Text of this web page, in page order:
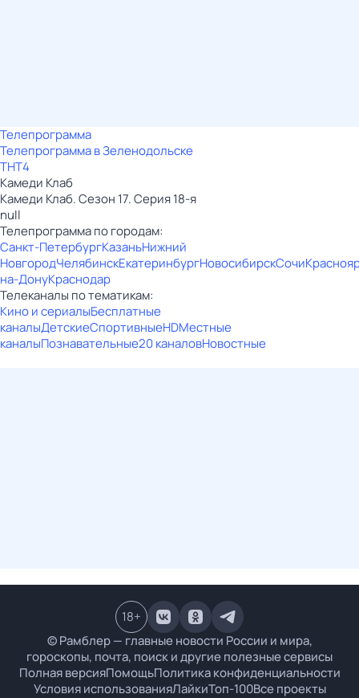
Телепрограмма
Телепрограмма в Зеленодольске
ТНТ4
Камеди Клаб
Камеди Клаб. Сезон 17. Серия 18-я
null
Телепрограмма по городам:
Санкт-ПетербургКазаньНижний
НовгородЧелябинскЕкатеринбургНовосибирскСочи
на-ДонуКраснодар
Телеканалы по тематикам:
Кино и сериалыБесплатные
каналыДетскиеСпортивныеHDМестные
каналыПознавательные20 каналовНовостные
© Рамблер — главные новости России и мира,
гороскопы, почта, поиск и другие полезные сервисы
Полная версияПомощьПолитика конфиденциальности
Условия использованияЛайкиТоп-100Все проекты
18+